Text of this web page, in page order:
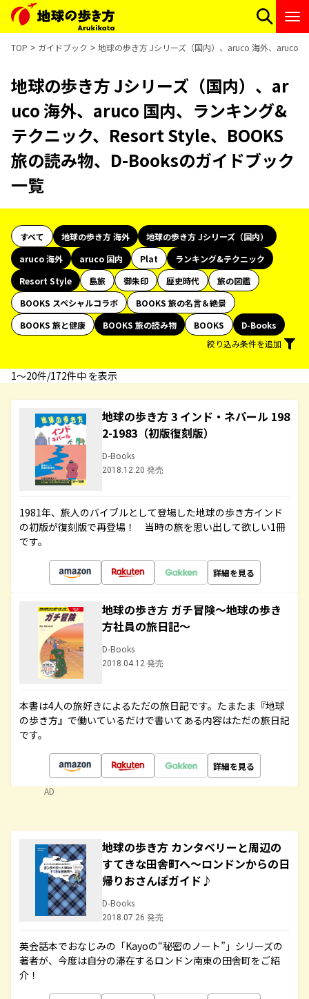
TOP ガイドブック 地球の歩き方 Jシリーズ（国内）、aruco 海外、aruco
地球の歩き方 Jシリーズ（国内）、ar
uco 海外、aruco 国内、ランキング&
テクニック、Resort Style、BOOKS
旅の読み物、D-Booksのガイドブック
一覧
すべて 地球の歩き方 海外
地球の歩き方 Jシリーズ（国内）
aruco 海外
aruco 国内 Plat
ランキング&テクニック
Resort Style
島旅 御朱印 歴史時代
旅の図鑑
BOOKS スペシャルコラボ
BOOKS 旅の名言＆絶景
BOOKS 旅と健康
BOOKS 旅の読み物 BOOKS
D-Books
絞り込み条件を追加
1〜20件/172件中 を表示
地球の歩き方 3 インド・ネパール 198
2-1983（初版復刻版）
D-Books
2018.12.20 発売
1981年、旅人のバイブルとして登場した地球の歩き方インド
の初版が復刻版で再登場！ 当時の旅を思い出して欲しい1冊
です。
詳細を見る
地球の歩き方 ガチ冒険～地球の歩き
方社員の旅日記～
D-Books
2018.04.12 発売
本書は4人の旅好きによるただの旅日記です。たまたま『地球
の歩き方』で働いているだけで書いてある内容はただの旅日記
です。
詳細を見る
AD
地球の歩き方 カンタベリーと周辺の
すてきな田舎町へ～ロンドンからの日
帰りおさんぽガイド♪
D-Books
2018.07.26 発売
英会話本でおなじみの「Kayoの“秘密のノート”」シリーズの
著者が、今度は自分の滞在するロンドン南東の田舎町をご紹
介！